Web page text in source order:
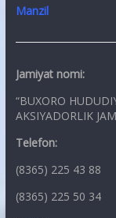
Manzil
Jamiyat nomi:
“BUXORO
AKSIYADORLIK
Telefon:
(8365) 225 43 88
(8365) 225 50 34